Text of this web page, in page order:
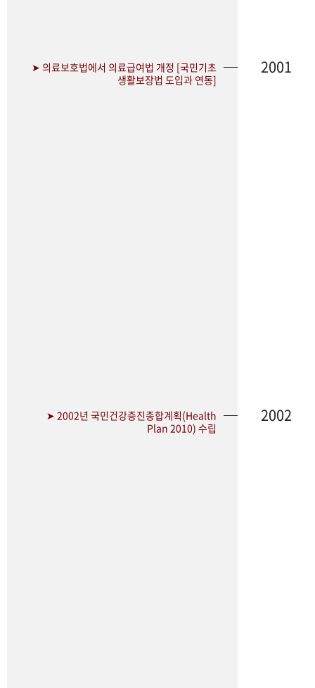
➤ 의료보호법에서 의료급여법 개정 [국민기초
생활보장법 도입과 연동]
2001
➤ 2002년 국민건강증진종합계획(Health
Plan 2010) 수립
2002